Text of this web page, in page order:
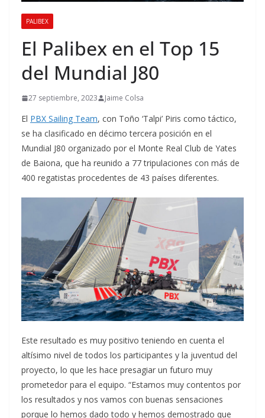
PALIBEX
El Palibex en el Top 15
del Mundial J80
27 septiembre, 2023 Jaime Colsa
El PBX Sailing Team, con Toño ‘Talpi’ Piris como táctico,
se ha clasificado en décimo tercera posición en el
Mundial J80 organizado por el Monte Real Club de Yates
de Baiona, que ha reunido a 77 tripulaciones con más de
400 regatistas procedentes de 43 países diferentes.
Este resultado es muy positivo teniendo en cuenta el
altísimo nivel de todos los participantes y la juventud del
proyecto, lo que les hace presagiar un futuro muy
prometedor para el equipo. “Estamos muy contentos por
los resultados y nos vamos con buenas sensaciones
porque lo hemos dado todo y hemos demostrado que